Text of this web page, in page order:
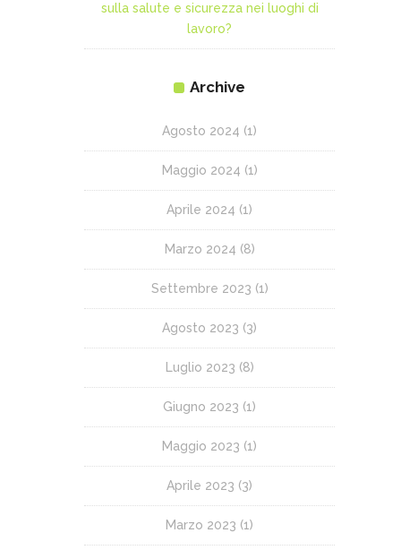
sulla salute e sicurezza nei luoghi di
lavoro?
Archive
Agosto 2024 (1)
Maggio 2024 (1)
Aprile 2024 (1)
Marzo 2024 (8)
Settembre 2023 (1)
Agosto 2023 (3)
Luglio 2023 (8)
Giugno 2023 (1)
Maggio 2023 (1)
Aprile 2023 (3)
Marzo 2023 (1)